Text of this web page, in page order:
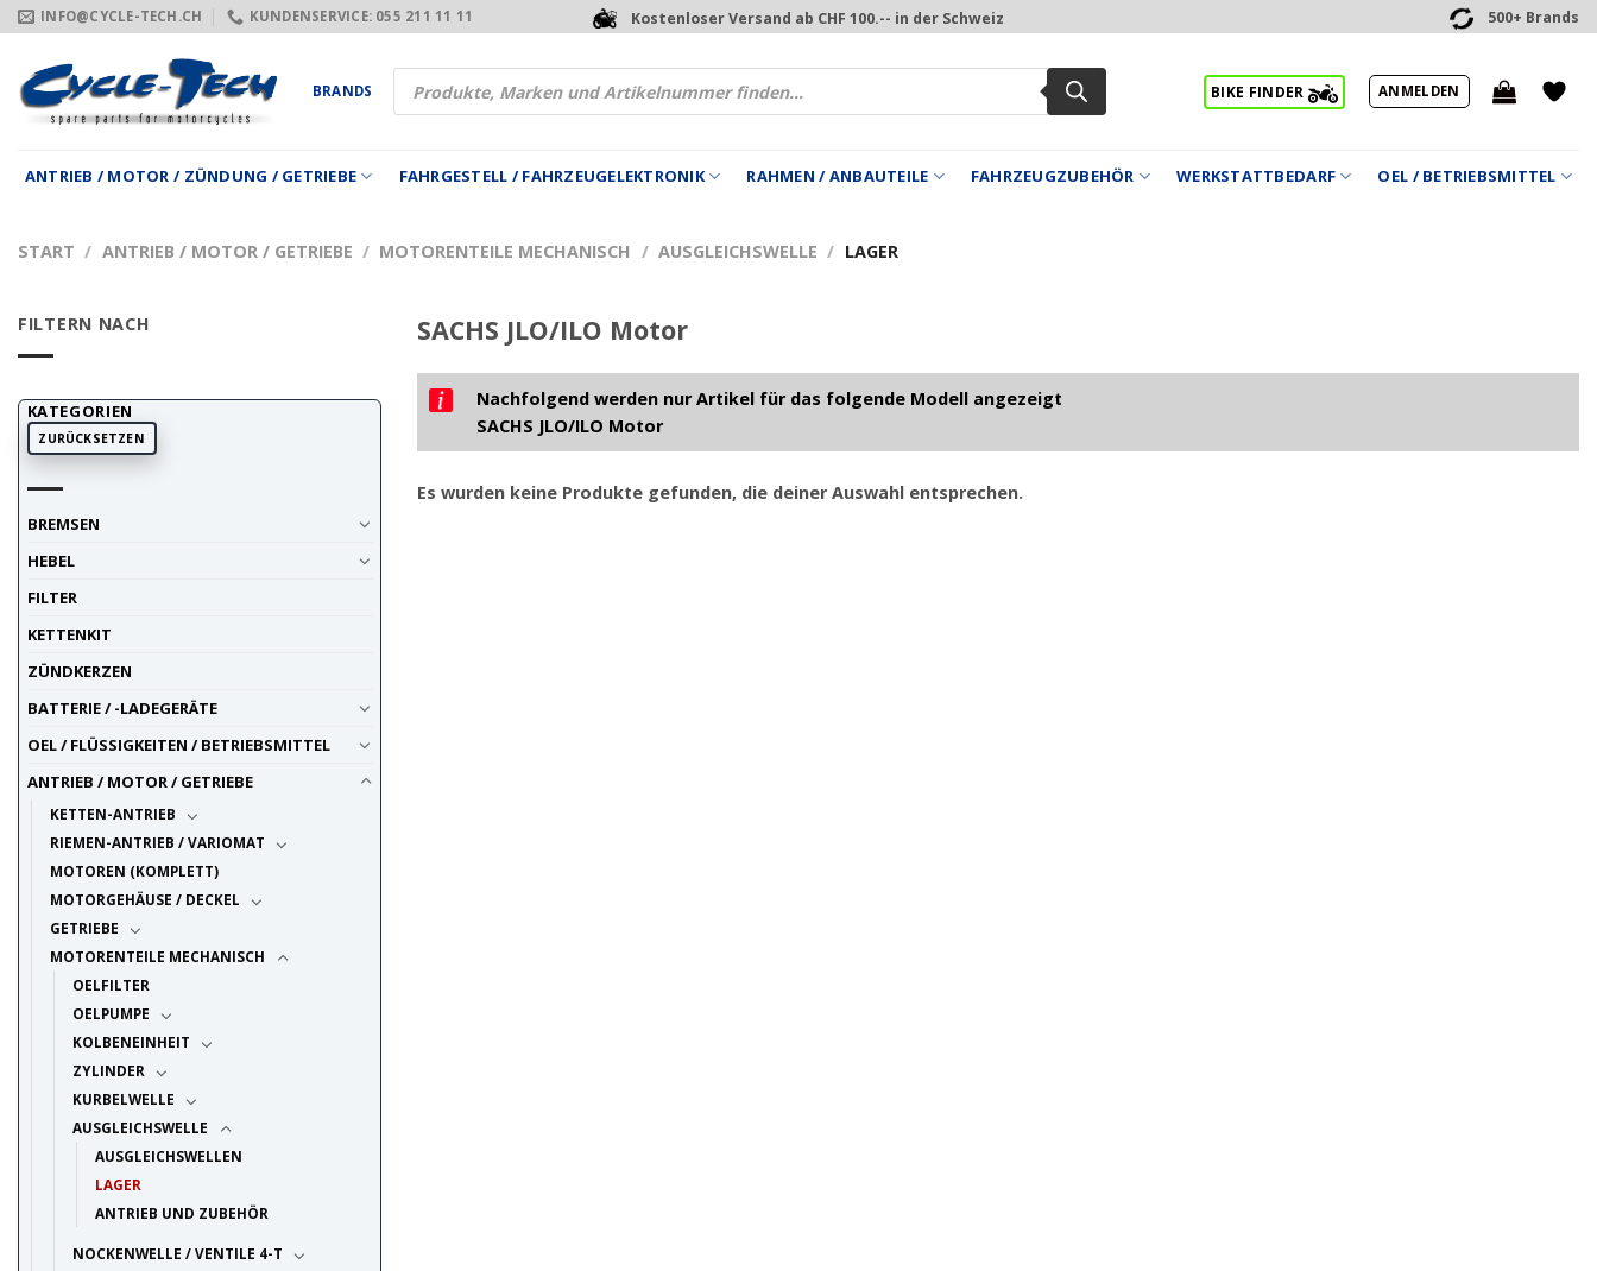
Zum
Inhalt
springen
INFO@CYCLE-TECH.CH KUNDENSERVICE: 055 211 11 11 Kostenloser Versand ab CHF 100.-- in der Schweiz 500+ Brands
BRANDS
Products
search
BIKE FINDER ANMELDEN
ANTRIEB / MOTOR / ZÜNDUNG / GETRIEBE FAHRGESTELL / FAHRZEUGELEKTRONIK RAHMEN / ANBAUTEILE FAHRZEUGZUBEHÖR WERKSTATTBEDARF OEL / BETRIEBSMITTEL
START / ANTRIEB / MOTOR / GETRIEBE / MOTORENTEILE MECHANISCH / AUSGLEICHSWELLE / LAGER
FILTERN NACH
KATEGORIEN
ZURÜCKSETZEN
BREMSEN
HEBEL
FILTER
KETTENKIT
ZÜNDKERZEN
BATTERIE / -LADEGERÄTE
OEL / FLÜSSIGKEITEN / BETRIEBSMITTEL
ANTRIEB / MOTOR / GETRIEBE
KETTEN-ANTRIEB
RIEMEN-ANTRIEB / VARIOMAT
MOTOREN (KOMPLETT)
MOTORGEHÄUSE / DECKEL
GETRIEBE
MOTORENTEILE MECHANISCH
OELFILTER
OELPUMPE
KOLBENEINHEIT
ZYLINDER
KURBELWELLE
AUSGLEICHSWELLE
AUSGLEICHSWELLEN
LAGER
ANTRIEB UND ZUBEHÖR
NOCKENWELLE / VENTILE 4-T
SACHS JLO/ILO Motor
Nachfolgend werden nur Artikel für das folgende Modell angezeigt
SACHS JLO/ILO Motor
Es wurden keine Produkte gefunden, die deiner Auswahl entsprechen.